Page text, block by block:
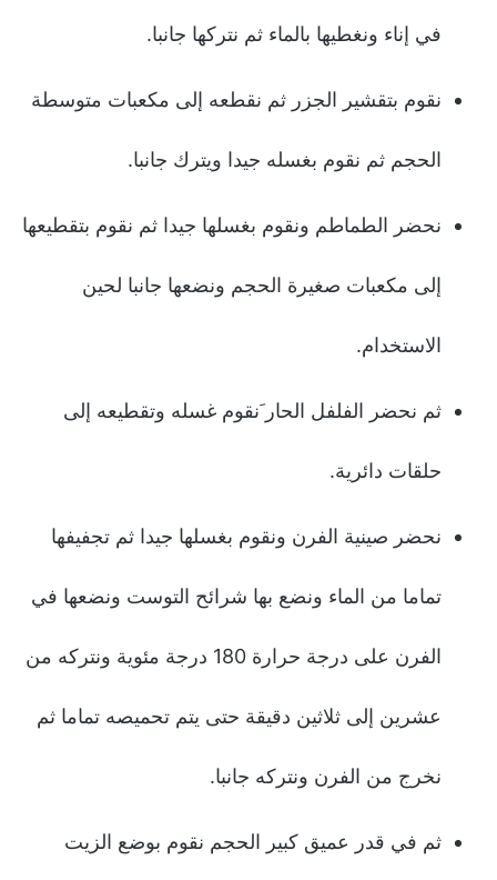
في إناء ونغطيها بالماء ثم نتركها جانبا.
نقوم بتقشير الجزر ثم نقطعه إلى مكعبات متوسطة
الحجم ثم نقوم بغسله جيدا ويترك جانبا.
نحضر الطماطم ونقوم بغسلها جيدا ثم نقوم بتقطيعها
إلى مكعبات صغيرة الحجم ونضعها جانبا لحين
الاستخدام.
ثم نحضر الفلفل الحار َنقوم غسله وتقطيعه إلى
حلقات دائرية.
نحضر صينية الفرن ونقوم بغسلها جيدا ثم تجفيفها
تماما من الماء ونضع بها شرائح التوست ونضعها في
الفرن على درجة حرارة 180 درجة مئوية ونتركه من
عشرين إلى ثلاثين دقيقة حتى يتم تحميصه تماما ثم
نخرج من الفرن ونتركه جانبا.
ثم في قدر عميق كبير الحجم نقوم بوضع الزيت